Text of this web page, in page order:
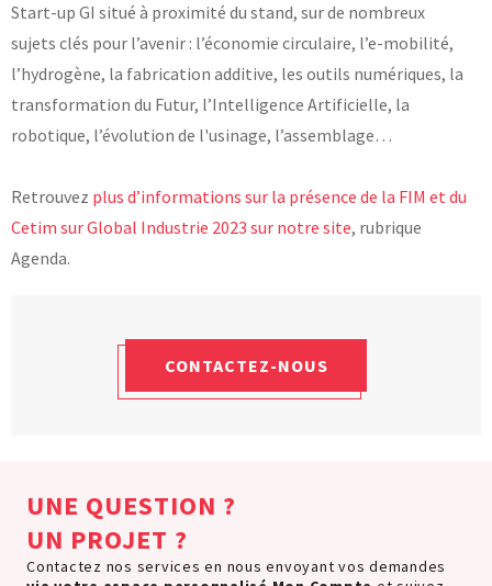
CONTACTEZ-NOUS
Start-up GI situé à proximité du stand, sur de nombreux
sujets clés pour l’avenir : l’économie circulaire, l’e-mobilité,
l’hydrogène, la fabrication additive, les outils numériques, la
transformation du Futur, l’Intelligence Artificielle, la
robotique, l’évolution de l'usinage, l’assemblage…
Retrouvez plus d’informations sur la présence de la FIM et du
Cetim sur Global Industrie 2023 sur notre site, rubrique
Agenda.
UNE QUESTION ?
UN PROJET ?
Contactez nos services en nous envoyant vos demandes